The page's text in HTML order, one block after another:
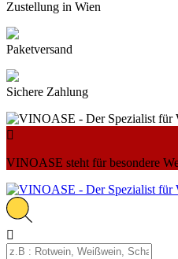
Zustellung in Wien
Paketversand
Sichere Zahlung

VINOASE steht für besondere
